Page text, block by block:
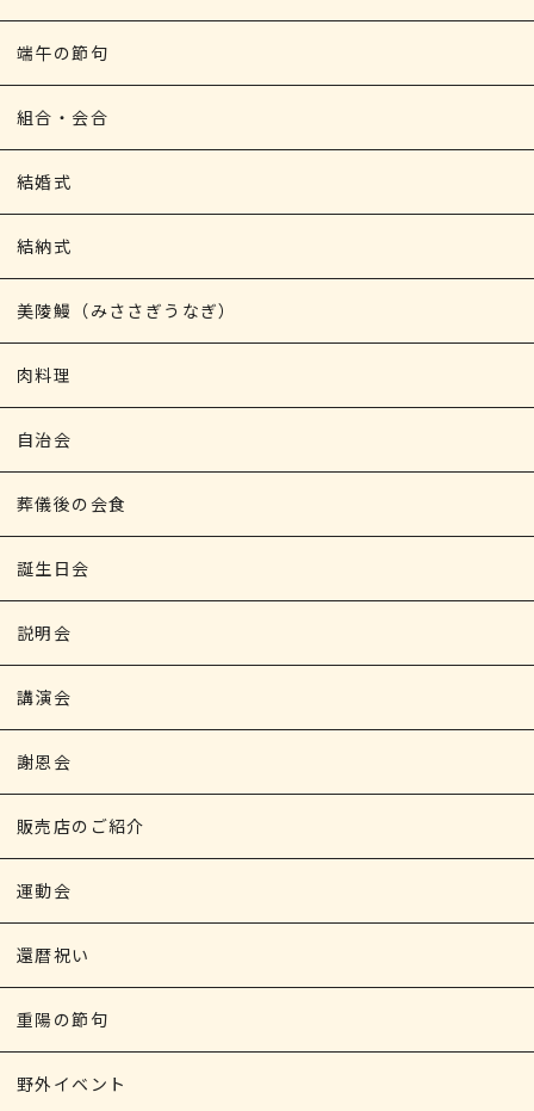
端午の節句
組合・会合
結婚式
結納式
美陵鰻（みささぎうなぎ）
肉料理
自治会
葬儀後の会食
誕生日会
説明会
講演会
謝恩会
販売店のご紹介
運動会
還暦祝い
重陽の節句
野外イベント